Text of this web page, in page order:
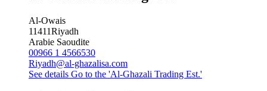
Al-Owais
11411Riyadh
Arabie Saoudite
00966 1 4566530
Riyadh@al-ghazalisa.com
See details Go to the 'Al-Ghazali Trading Est.'